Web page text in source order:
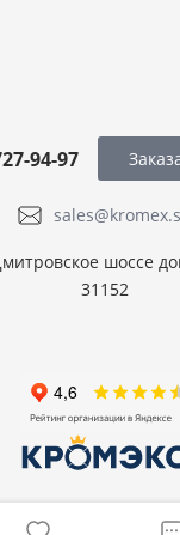
94-97
шоссе
31152
КРОМЭКС, Все